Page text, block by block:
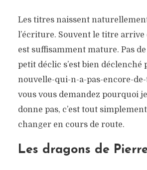
Les titres naissent
l’écriture. Souvent le titre
est suffisamment mature. Pas
petit déclic s’est bien déclenché
nouvelle-qui-n-a-pas-encore-
vous vous demandez pourquoi
donne pas, c’est tout
changer en cours de route.
Les dragons de